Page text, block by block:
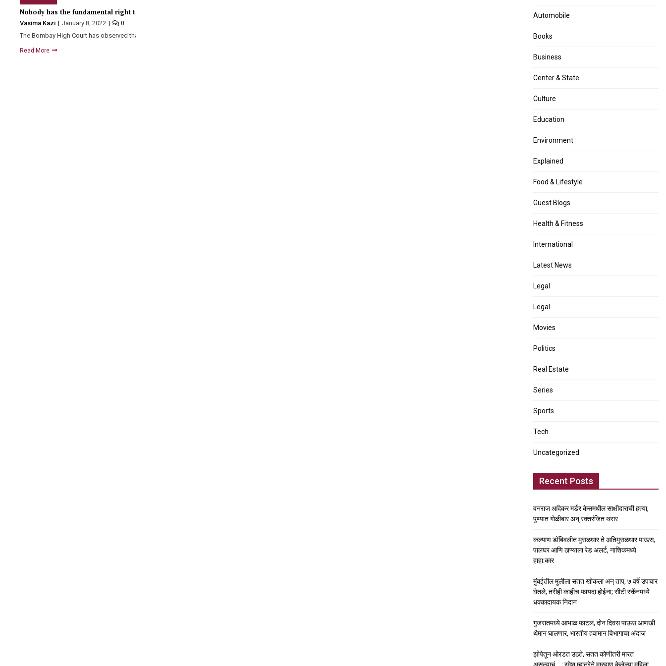
Nobody has the fundamental right to public holiday: HC
Vasima Kazi January 8, 2022 0
The Bombay High Court has observed that there are way…
Read More
Automobile
Books
Business
Center & State
Culture
Education
Environment
Explained
Food & Lifestyle
Guest Blogs
Health & Fitness
International
Latest News
Legal
Legal
Movies
Politics
Real Estate
Series
Sports
Tech
Uncategorized
Recent Posts
वनराज आंदेकर मर्डर केसमधील साक्षीदाराची हत्या,
पुण्यात गोळीबार अन् रक्तरंजित थरार
कल्याण डोंबिवलीत मुसळधार ते अतिमुसळधार पाऊस,
पालघर आणि ठाण्याला रेड अलर्ट, नाशिकमध्ये
हाहा:कार
मुंबईतील मुलीला सतत खोकला अन् ताप, ७ वर्षे उपचार
घेतले, तरीही काहीच फायदा होईना; सीटी स्कॅनमध्ये
धक्कादायक निदान
गुजरातमध्ये आभाळ फाटलं, दोन दिवस पाऊस आणखी
थैमान घालणार, भारतीय हवामान विभागाचा अंदाज
झोपेतून ओरडत उठते, सतत कोणीतरी मारत